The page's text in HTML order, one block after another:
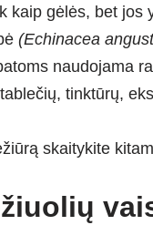
kaip gėlės, bet
(Echinacea
naudojama
tinktūrų,
skaitykite